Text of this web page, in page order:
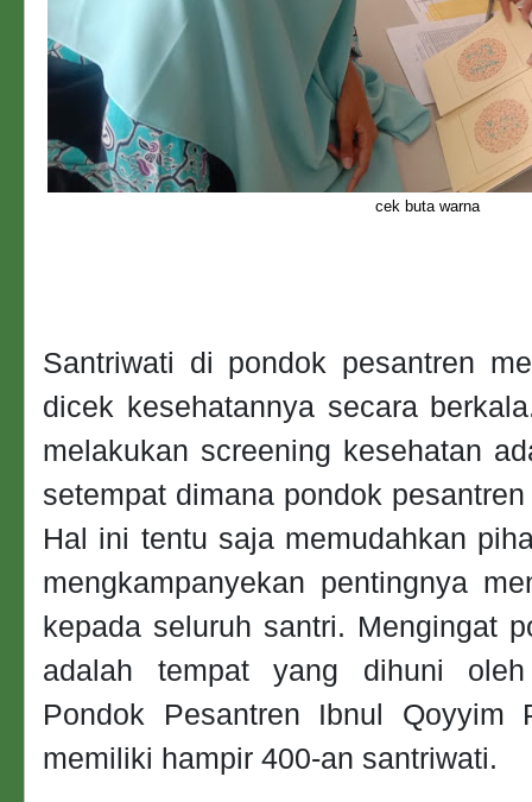
cek buta warna
Santriwati di pondok pesantren
dicek kesehatannya secara
melakukan screening kesehatan
setempat dimana pondok
Hal ini tentu saja memudahkan
mengkampanyekan pentingnya
kepada seluruh santri. Mengingat
adalah tempat yang dihuni
Pondok Pesantren Ibnul Qoyyim
memiliki hampir 400-an santriwati.